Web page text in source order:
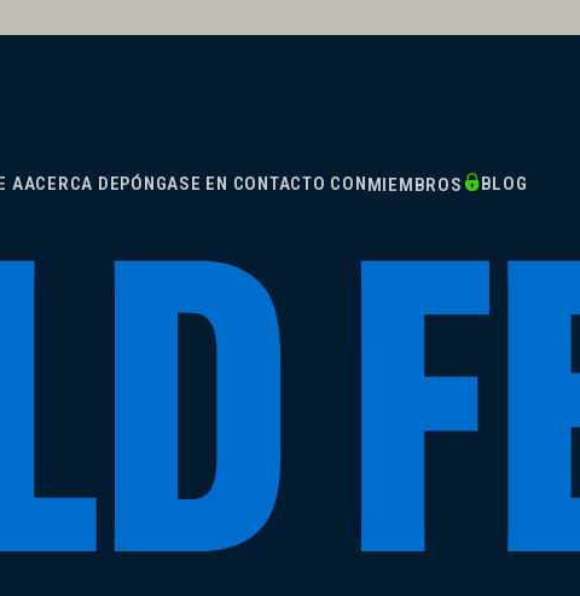
AACERCA DEPÓNGASE EN CONTACTO CONMIEMBROS BLOG